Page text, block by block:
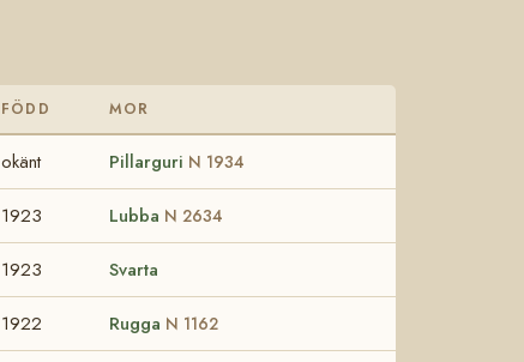
FÖDD MOR
okänt Pillarguri N 1934
1923 Lubba N 2634
1923 Svarta
1922 Rugga N 1162